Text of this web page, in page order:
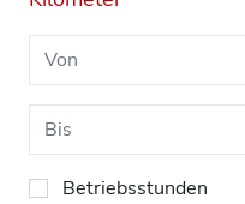
Betriebsstunden